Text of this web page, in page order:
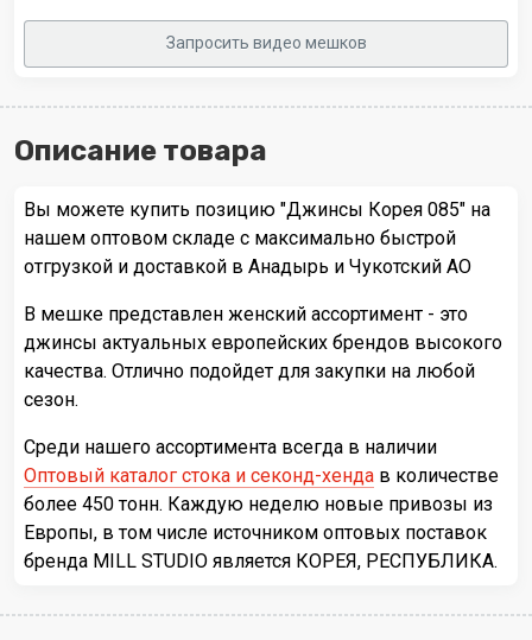
Запросить видео мешков
Описание товара
Вы можете купить позицию "Джинсы Корея 085" на
нашем оптовом складе с максимально быстрой
отгрузкой и доставкой в Анадырь и Чукотский АО
В мешке представлен женский ассортимент - это
джинсы актуальных европейских брендов высокого
качества. Отлично подойдет для закупки на любой
сезон.
Среди нашего ассортимента всегда в наличии
Оптовый каталог стока и секонд-хенда в количестве
более 450 тонн. Каждую неделю новые привозы из
Европы, в том числе источником оптовых поставок
бренда MILL STUDIO является КОРЕЯ, РЕСПУБЛИКА.